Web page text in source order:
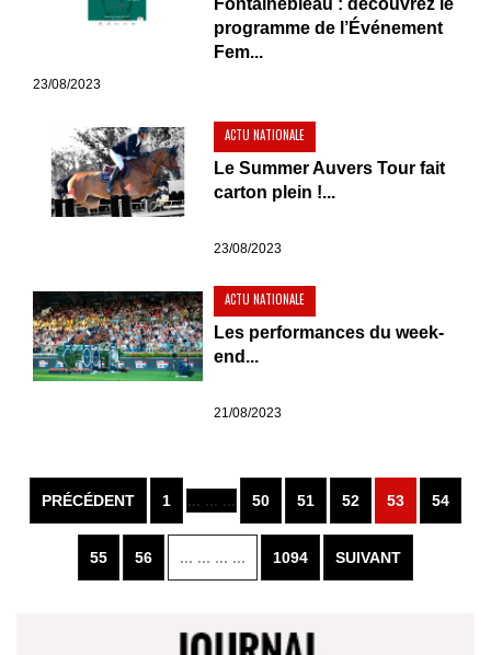
Fontainebleau : découvrez le
programme de l’Événement
Fem...
23/08/2023
ACTU NATIONALE
Le Summer Auvers Tour fait
carton plein !...
23/08/2023
ACTU NATIONALE
Les performances du week-
end...
21/08/2023
PRÉCÉDENT 1 ... ... ... 50 51 52 53 54
55 56 ... ... ... ... 1094 SUIVANT